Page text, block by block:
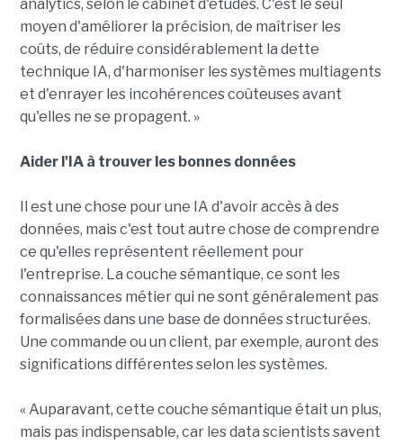
analytics, selon le cabinet d'études. C'est le seul
moyen d'améliorer la précision, de maîtriser les
coûts, de réduire considérablement la dette
technique IA, d'harmoniser les systèmes multiagents
et d'enrayer les incohérences coûteuses avant
qu'elles ne se propagent. »
Aider l'IA à trouver les bonnes données
Il est une chose pour une IA d'avoir accès à des
données, mais c'est tout autre chose de comprendre
ce qu'elles représentent réellement pour
l'entreprise. La couche sémantique, ce sont les
connaissances métier qui ne sont généralement pas
formalisées dans une base de données structurées.
Une commande ou un client, par exemple, auront des
significations différentes selon les systèmes.
« Auparavant, cette couche sémantique était un plus,
mais pas indispensable, car les data scientists savent